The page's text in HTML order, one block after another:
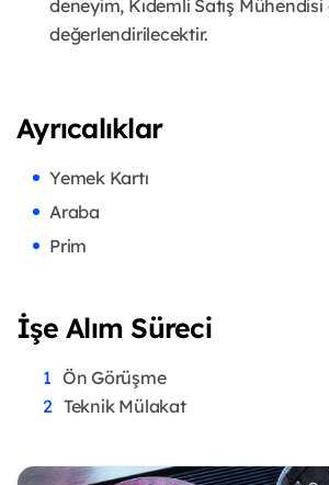
deneyim, Kıdemli Satış
değerlendirilecektir.
Ayrıcalıklar
Yemek Kartı
Araba
Prim
İşe Alım Süreci
Ön Görüşme
Teknik Mülakat